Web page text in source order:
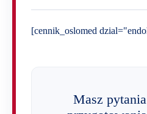
[cennik_oslomed
Masz